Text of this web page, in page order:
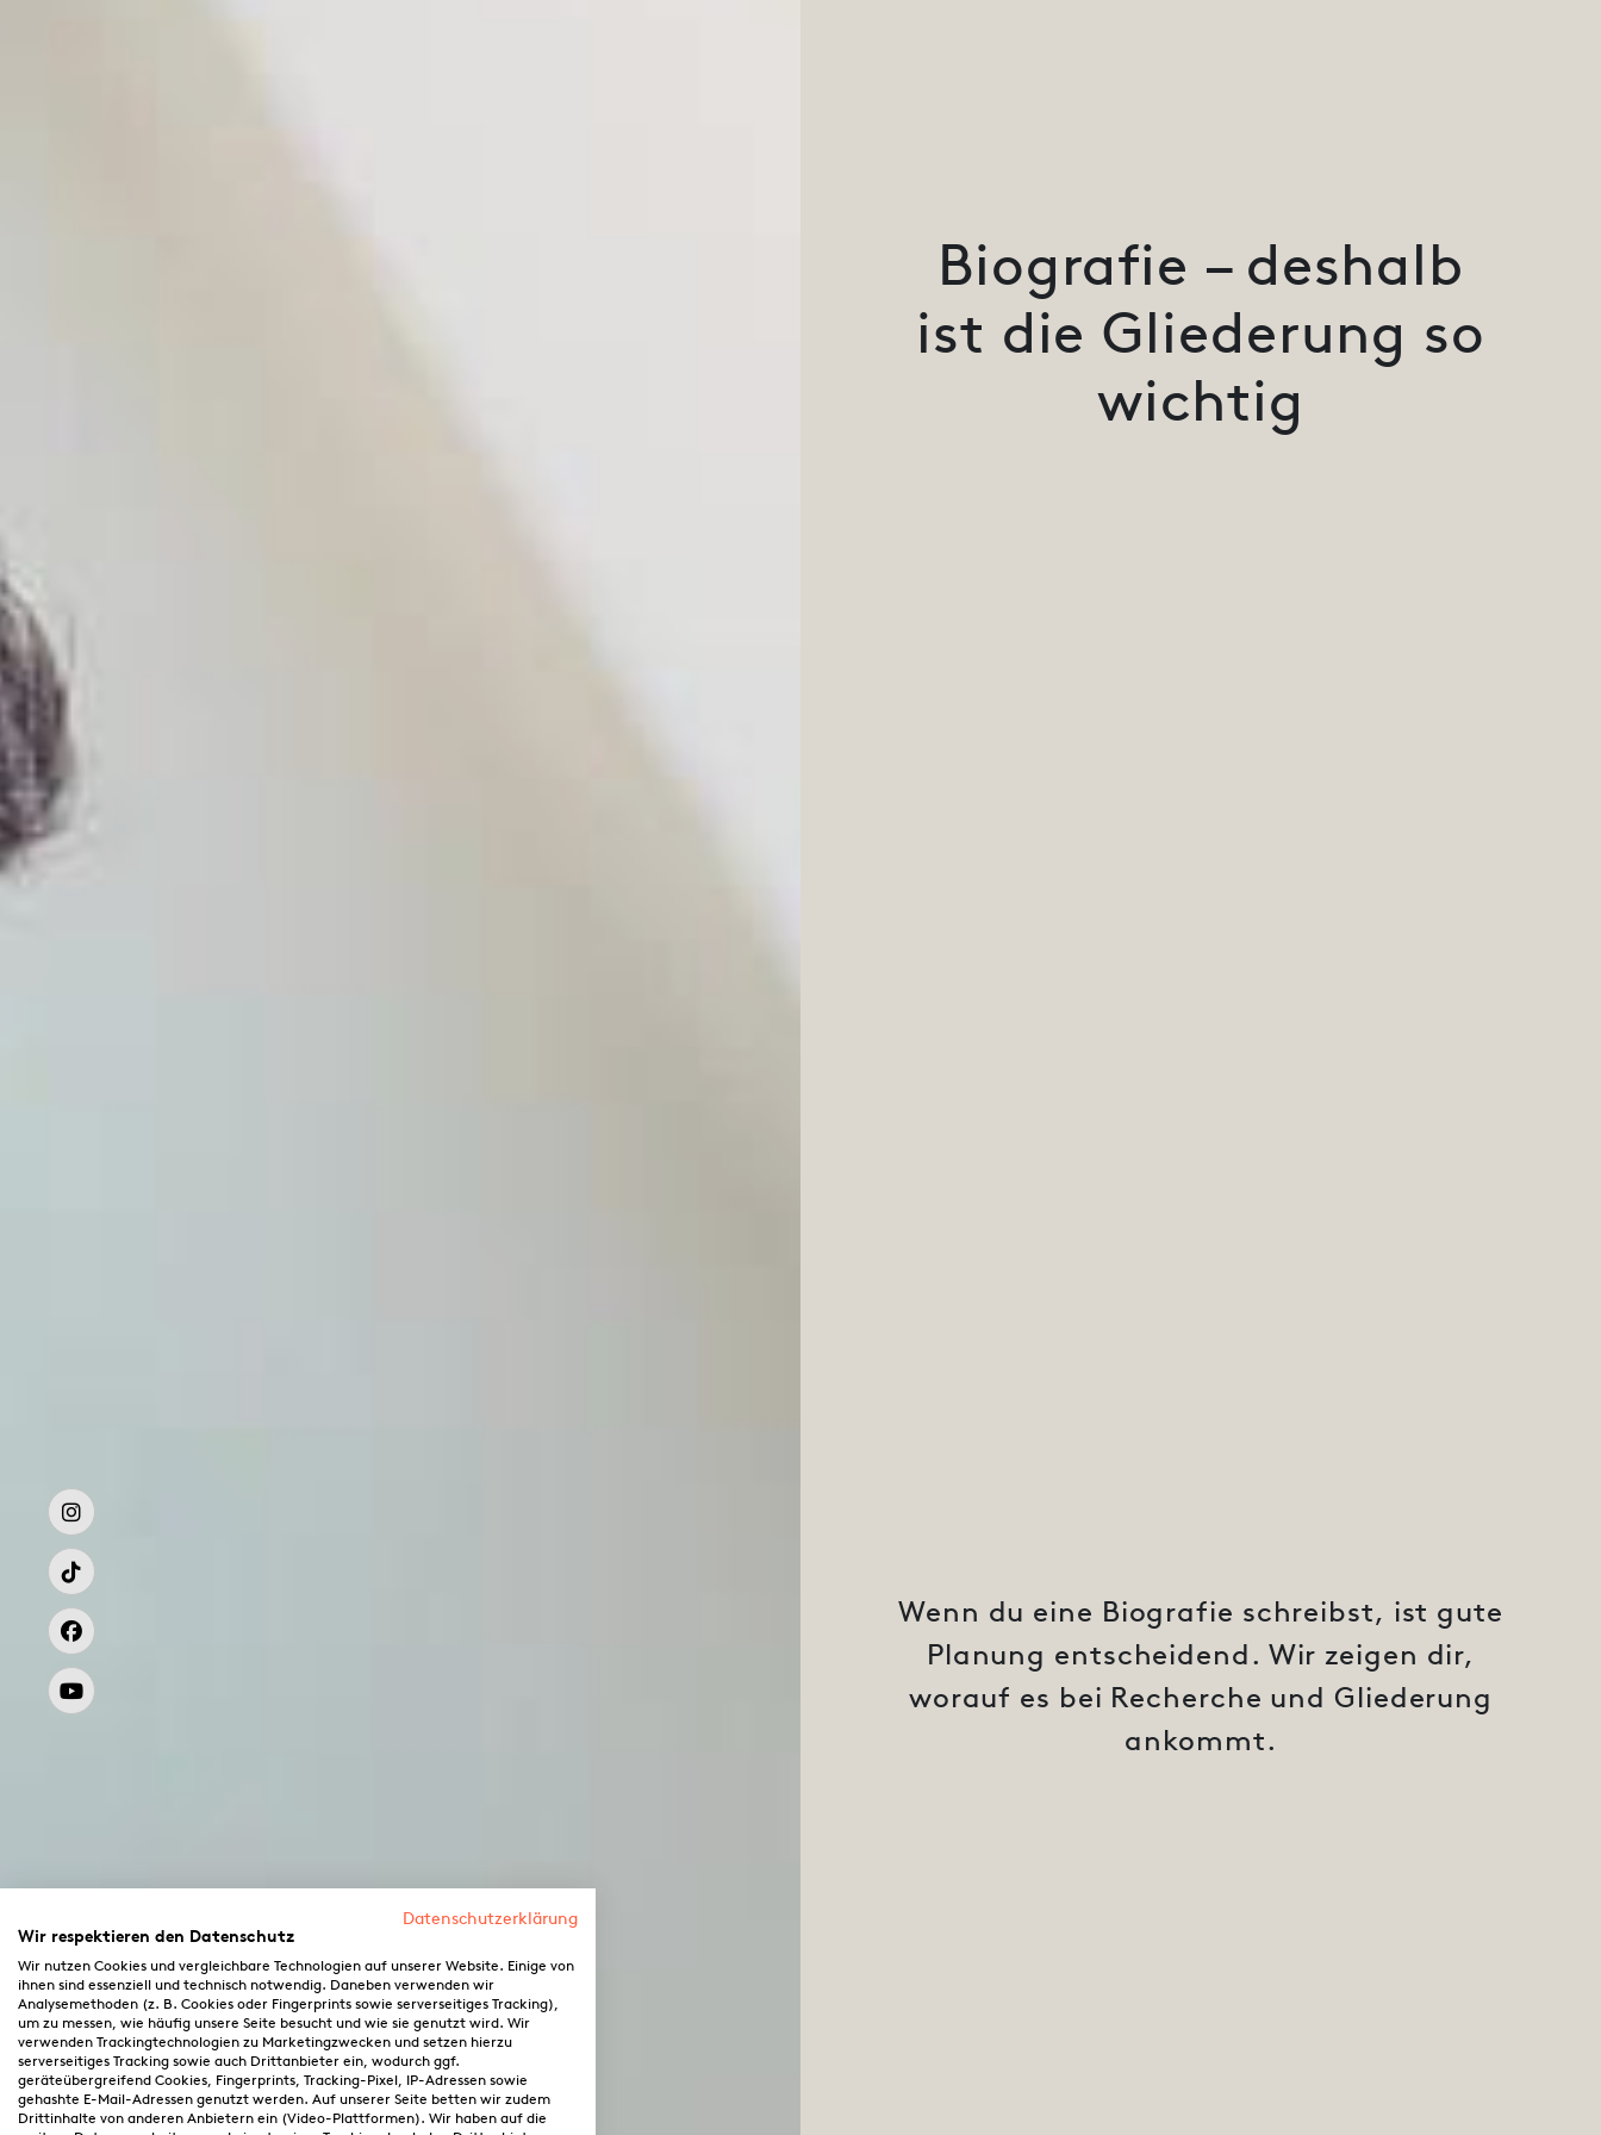
Biografie – deshalb
ist die Gliederung so
wichtig
Wenn du eine Biografie schreibst, ist gute
Planung entscheidend. Wir zeigen dir,
worauf es bei Recherche und Gliederung
ankommt.
Datenschutzerklärung
Wir respektieren den Datenschutz
Wir nutzen Cookies und vergleichbare Technologien auf unserer Website. Einige von
ihnen sind essenziell und technisch notwendig. Daneben verwenden wir
Analysemethoden (z. B. Cookies oder Fingerprints sowie serverseitiges Tracking),
um zu messen, wie häufig unsere Seite besucht und wie sie genutzt wird. Wir
verwenden Trackingtechnologien zu Marketingzwecken und setzen hierzu
serverseitiges Tracking sowie auch Drittanbieter ein, wodurch ggf.
geräteübergreifend Cookies, Fingerprints, Tracking-Pixel, IP-Adressen sowie
gehashte E-Mail-Adressen genutzt werden. Auf unserer Seite betten wir zudem
Drittinhalte von anderen Anbietern ein (Video-Plattformen). Wir haben auf die